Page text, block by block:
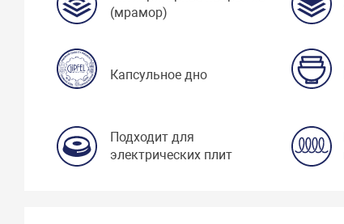
(мрамор)
Капсульное дно
Подходит для
электрических плит